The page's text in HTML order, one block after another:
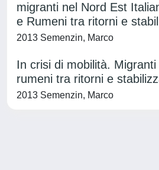
migranti nel Nord Est
e Rumeni tra ritorni e
2013 Semenzin, Marco
In crisi di mobilità.
rumeni tra ritorni e
2013 Semenzin, Marco